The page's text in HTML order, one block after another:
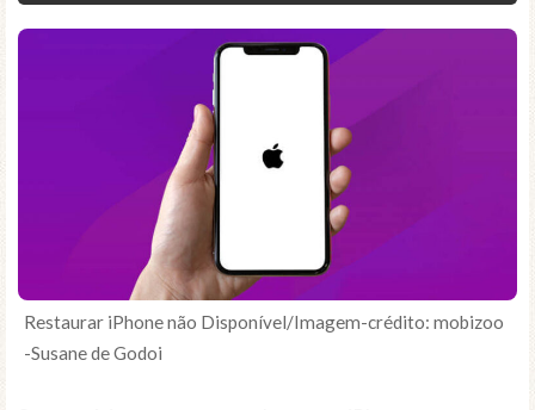
Restaurar iPhone não Disponível/Imagem-crédito: mobizoo
-Susane de Godoi